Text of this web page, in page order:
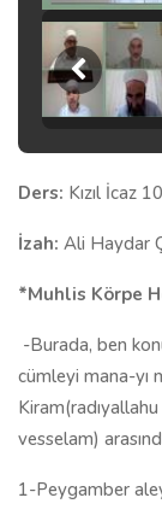
Ders: Kızıl İcaz
İzah: Ali Haydar
*Muhlis Körpe
-Burada, ben
cümleyi mana-yı
vesselam)
1-Peygamber